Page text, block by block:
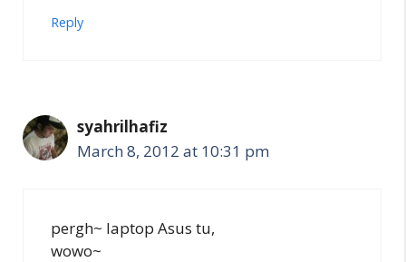
Reply
syahrilhafiz
March 8, 2012 at 10:31 pm
pergh~ laptop Asus tu,
wowo~